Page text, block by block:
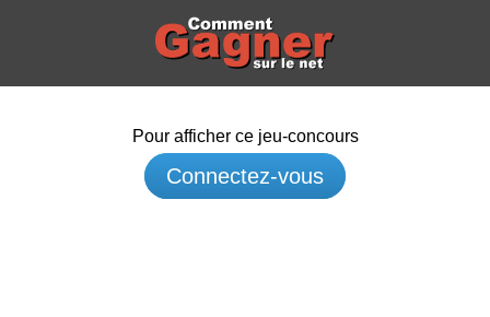
Pour afficher ce jeu-concours
Connectez-vous